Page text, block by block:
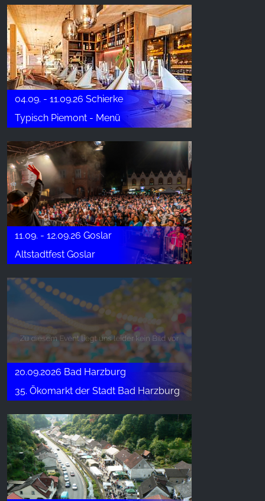
04.09. - 11.09.26 Schierke
Typisch Piemont - Menü
11.09. - 12.09.26 Goslar
Altstadtfest Goslar
20.09.2026 Bad Harzburg
35. Ökomarkt der Stadt Bad Harzburg